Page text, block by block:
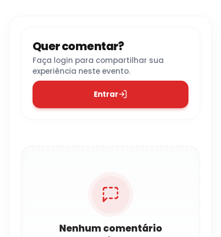
Quer comentar?
Faça login para compartilhar sua
experiência neste evento.
Entrar
Nenhum comentário